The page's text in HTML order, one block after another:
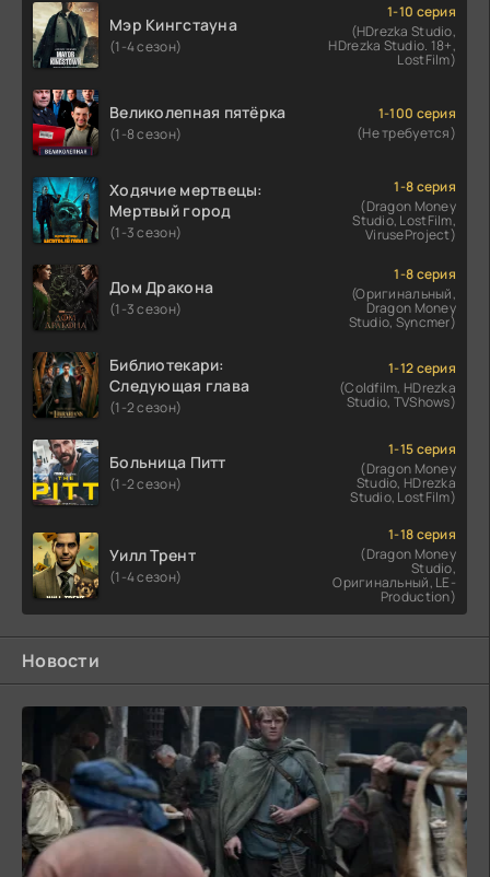
Мэр Кингстауна
(1-4 сезон)
1-10 серия
(HDrezka Studio,
HDrezka Studio. 18+,
LostFilm)
Великолепная пятёрка
(1-8 сезон)
1-100 серия
(Не требуется)
Ходячие мертвецы:
Мертвый город
(1-3 сезон)
1-8 серия
(Dragon Money
Studio, LostFilm,
ViruseProject)
Дом Дракона
(1-3 сезон)
1-8 серия
(Оригинальный,
Dragon Money
Studio, Syncmer)
Библиотекари:
Следующая глава
(1-2 сезон)
1-12 серия
(Coldfilm, HDrezka
Studio, TVShows)
Больница Питт
(1-2 сезон)
1-15 серия
(Dragon Money
Studio, HDrezka
Studio, LostFilm)
Уилл Трент
(1-4 сезон)
1-18 серия
(Dragon Money
Studio,
Оригинальный, LE-
Production)
Новости